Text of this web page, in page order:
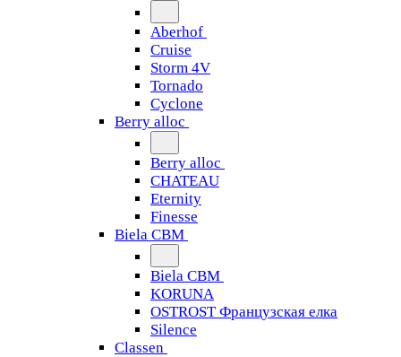
Aberhof
Cruise
Storm 4V
Tornado
Сyclone
Berry alloc
Berry alloc
CHATEAU
Eternity
Finesse
Biela CBM
Biela CBM
KORUNA
OSTROST Французская елка
Silence
Classen